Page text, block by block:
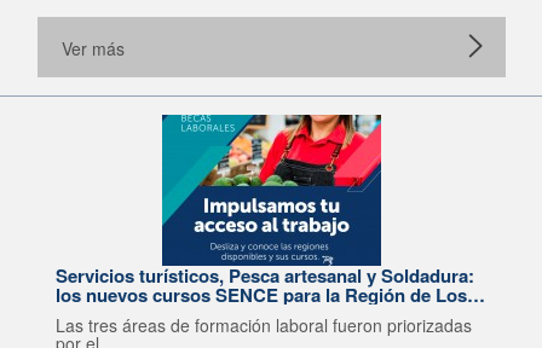
Ver más
Servicios turísticos, Pesca artesanal y Soldadura:
los nuevos cursos SENCE para la Región de Los
Lagos
Las tres áreas de formación laboral fueron priorizadas
por el...